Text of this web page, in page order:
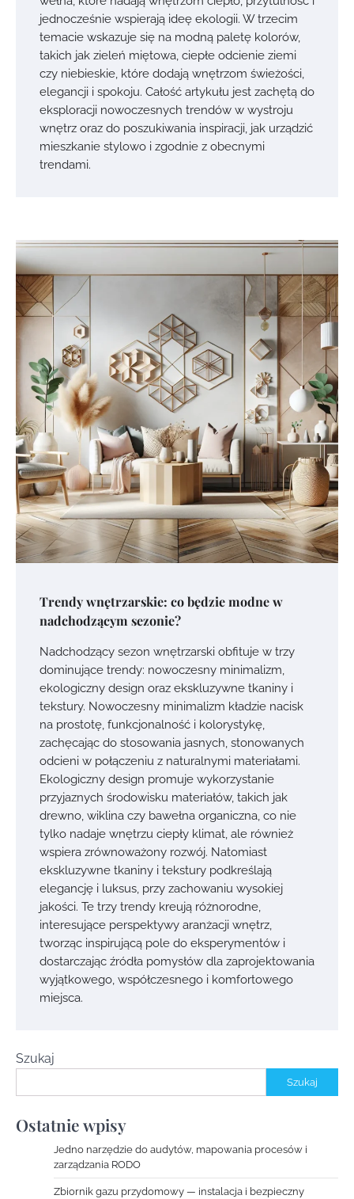
jednocześnie wspierają ideę ekologii. W trzecim
temacie wskazuje się na modną paletę kolorów,
takich jak zieleń miętowa, ciepłe odcienie ziemi
czy niebieskie, które dodają wnętrzom świeżości,
elegancji i spokoju. Całość artykułu jest zachętą do
eksploracji nowoczesnych trendów w wystroju
wnętrz oraz do poszukiwania inspiracji, jak urządzić
mieszkanie stylowo i zgodnie z obecnymi
trendami.
Trendy wnętrzarskie: co będzie modne w
nadchodzącym sezonie?
Nadchodzący sezon wnętrzarski obfituje w trzy
dominujące trendy: nowoczesny minimalizm,
ekologiczny design oraz ekskluzywne tkaniny i
tekstury. Nowoczesny minimalizm kładzie nacisk
na prostotę, funkcjonalność i kolorystykę,
zachęcając do stosowania jasnych, stonowanych
odcieni w połączeniu z naturalnymi materiałami.
Ekologiczny design promuje wykorzystanie
przyjaznych środowisku materiałów, takich jak
drewno, wiklina czy bawełna organiczna, co nie
tylko nadaje wnętrzu ciepły klimat, ale również
wspiera zrównoważony rozwój. Natomiast
ekskluzywne tkaniny i tekstury podkreślają
elegancję i luksus, przy zachowaniu wysokiej
jakości. Te trzy trendy kreują różnorodne,
interesujące perspektywy aranżacji wnętrz,
tworząc inspirującą pole do eksperymentów i
dostarczając źródła pomysłów dla zaprojektowania
wyjątkowego, współczesnego i komfortowego
miejsca.
Szukaj
Szukaj
Ostatnie wpisy
Jedno narzędzie do audytów, mapowania procesów i
zarządzania RODO
Zbiornik gazu przydomowy — instalacja i bezpieczny